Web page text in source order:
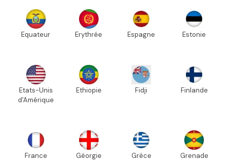
Equateur Erythrée Espagne Estonie
Etats-Unis
d'Amérique
Ethiopie Fidji Finlande
France Géorgie Grèce Grenade